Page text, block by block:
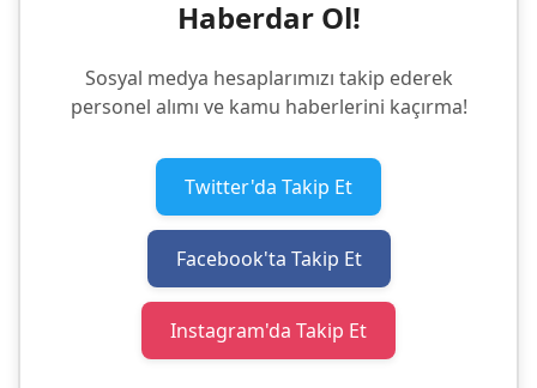
Haberdar Ol!
Sosyal medya hesaplarımızı takip ederek
personel alımı ve kamu haberlerini kaçırma!
Twitter'da Takip Et
Facebook'ta Takip Et
Instagram'da Takip Et